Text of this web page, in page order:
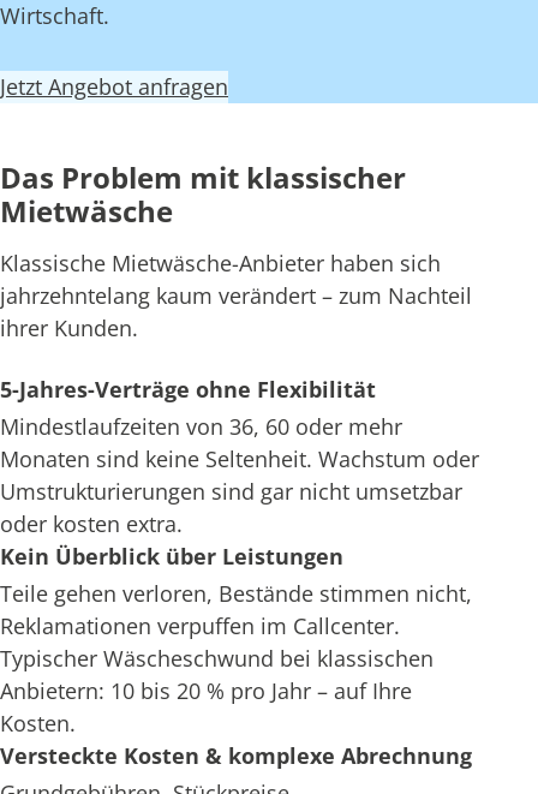
Wirtschaft.
Jetzt Angebot anfragen
Das Problem mit klassischer
Mietwäsche
Klassische Mietwäsche-Anbieter haben sich
jahrzehntelang kaum verändert – zum Nachteil
ihrer Kunden.
5-Jahres-Verträge ohne Flexibilität
Mindestlaufzeiten von 36, 60 oder mehr
Monaten sind keine Seltenheit. Wachstum oder
Umstrukturierungen sind gar nicht umsetzbar
oder kosten extra.
Kein Überblick über Leistungen
Teile gehen verloren, Bestände stimmen nicht,
Reklamationen verpuffen im Callcenter.
Typischer Wäscheschwund bei klassischen
Anbietern: 10 bis 20 % pro Jahr – auf Ihre
Kosten.
Versteckte Kosten & komplexe Abrechnung